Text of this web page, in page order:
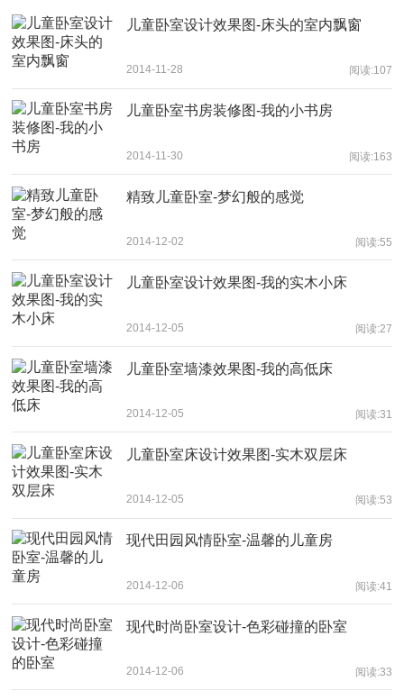
儿童卧室设计效果图-床头的室内飘窗
2014-11-28 阅读:107
儿童卧室书房装修图-我的小书房
2014-11-30 阅读:163
精致儿童卧室-梦幻般的感觉
2014-12-02 阅读:55
儿童卧室设计效果图-我的实木小床
2014-12-05 阅读:27
儿童卧室墙漆效果图-我的高低床
2014-12-05 阅读:31
儿童卧室床设计效果图-实木双层床
2014-12-05 阅读:53
现代田园风情卧室-温馨的儿童房
2014-12-06 阅读:41
现代时尚卧室设计-色彩碰撞的卧室
2014-12-06 阅读:33